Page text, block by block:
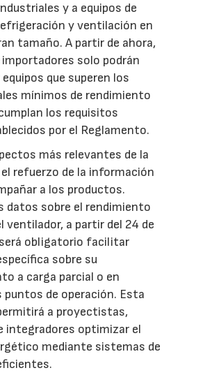
y a equipos de
y ventilación en
tamaño. A partir de ahora,
solo podrán
que superen los
mínimos de rendimiento
los requisitos
por el Reglamento.
más relevantes de la
refuerzo de la información
a los productos.
datos sobre el rendimiento
ventilador, a partir del 24 de
obligatorio facilitar
sobre su
a carga parcial o en
puntos de operación. Esta
a proyectistas,
integradores optimizar el
mediante sistemas de